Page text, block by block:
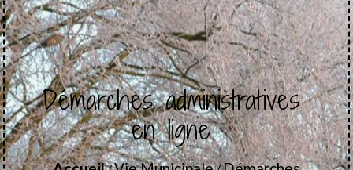
Démarches administratives
en ligne